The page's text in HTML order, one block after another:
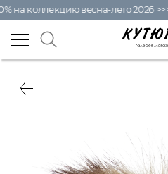
на коллекцию весна-лето 2026 >>>